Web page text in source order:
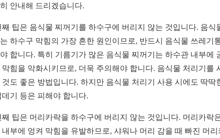
안내해 드리겠습니다.
째 팁은 음식물 찌꺼기를 하수구에 버리지 않는 것입니다. 음식
하수구 막힘의 가장 흔한 원인이므로, 반드시 음식물 쓰레기
합니다. 특히 기름기가 많은 음식물 찌꺼기는 하수관 내부에
막힘을 악화시키므로, 더욱 주의해야 합니다. 음식물 처리기를
것도 좋은 방법입니다. 하지만 음식물 처리기 사용 시에도 딱딱
데기 등은 피해야 합니다.
째 팁은 머리카락을 하수구에 버리지 않는 것입니다. 머리카락
내부에 엉켜 막힘을 유발하므로, 샤워나 머리 감을 때 빠진 머리